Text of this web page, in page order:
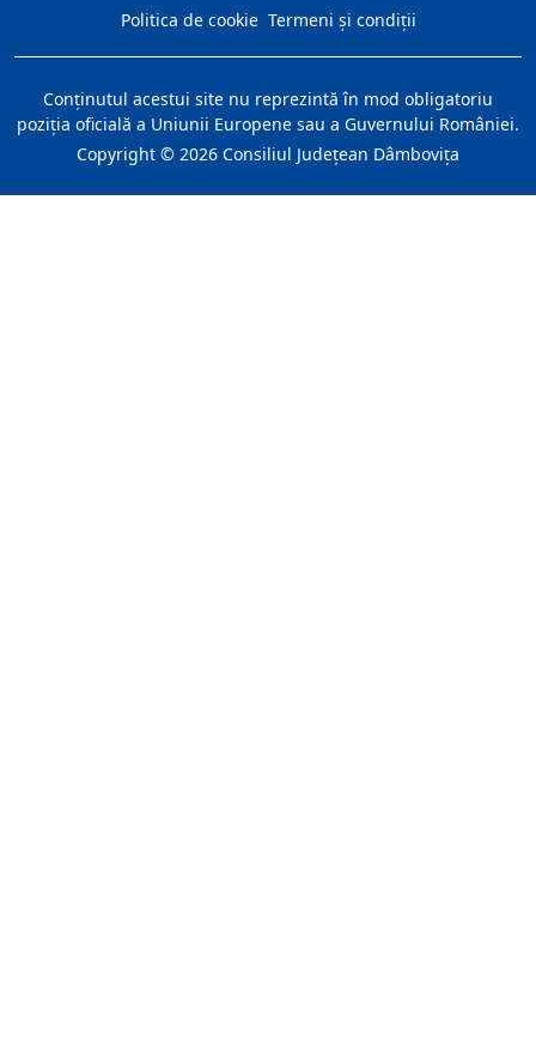
Politica de cookie Termeni și condiții
Conţinutul acestui site nu reprezintă în mod obligatoriu
poziţia oficială a Uniunii Europene sau a Guvernului României.
Copyright © 2026 Consiliul Judeţean Dâmboviţa